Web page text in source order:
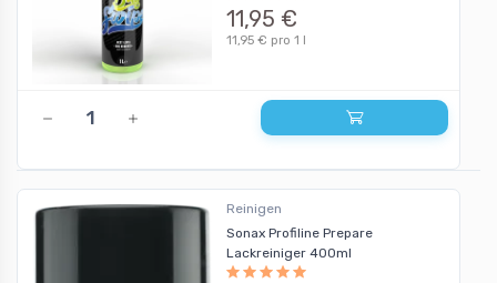
11,95 €
11,95 € pro 1 l
Reinigen
Sonax Profiline Prepare
Lackreiniger 400ml